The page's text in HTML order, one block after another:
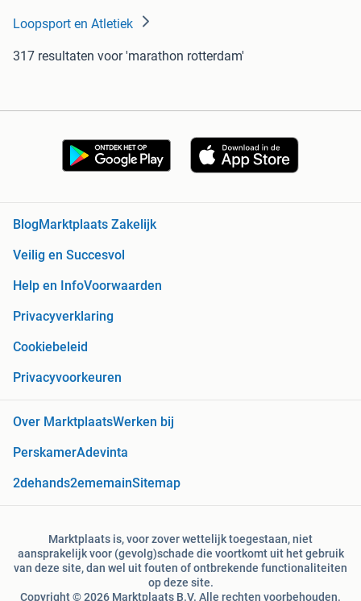
Loopsport en Atletiek
317 resultaten voor 'marathon rotterdam'
BlogMarktplaats Zakelijk
Veilig en Succesvol
Help en InfoVoorwaarden
Privacyverklaring
Cookiebeleid
Privacyvoorkeuren
Over MarktplaatsWerken bij
PerskamerAdevinta
2dehands2ememainSitemap
Marktplaats is, voor zover wettelijk toegestaan, niet
aansprakelijk voor (gevolg)schade die voortkomt uit het gebruik
van deze site, dan wel uit fouten of ontbrekende functionaliteiten
op deze site.
Copyright © 2026 Marktplaats B.V. Alle rechten voorbehouden.